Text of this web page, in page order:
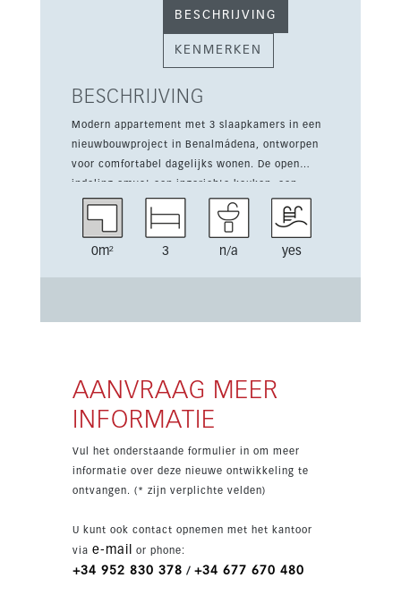
BESCHRIJVING
KENMERKEN
BESCHRIJVING
Modern appartement met 3 slaapkamers in een
nieuwbouwproject in Benalmádena, ontworpen
voor comfortabel dagelijks wonen. De open
indeling omvat een ingerichte keuken, een
lichte woon- en eetkamer en inbouwkasten in
alle slaapkamers. Een groot terras vergroot de
bij winkels, scholen, golf en andere
0m² 3 n/a yes
AANVRAAG MEER
INFORMATIE
Vul het onderstaande formulier in om meer
informatie over deze nieuwe ontwikkeling te
ontvangen. (* zijn verplichte velden)
U kunt ook contact opnemen met het kantoor
via e-mail or phone:
+34 952 830 378 / +34 677 670 480